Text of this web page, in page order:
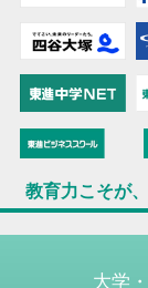
教育力こそが
大学